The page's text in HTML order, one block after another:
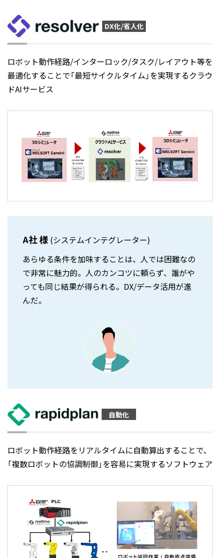
DX化/省人化
ロボット動作経路/インターロック/タスク/レイアウト等を
最適化することで「最短サイクルタイム」を実現するクラウ
ドAIサービス
A社 様 (システムインテグレーター)
あらゆる条件を加味することは、人では困難なの
で非常に魅力的。人のカンコツに頼らず、誰がや
っても同じ結果が得られる。DX/データ活用が進
んだ。
自動化
ロボット動作経路をリアルタイムに自動算出することで、
「複数ロボットの協調制御」を容易に実現するソフトウェア